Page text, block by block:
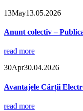
13May13.05.2026
Anunt colectiv –
read more
30Apr30.04.2026
Avantajele Cărții
read more